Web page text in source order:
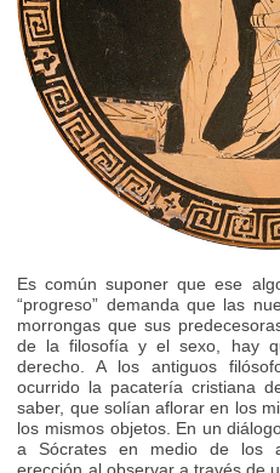
Es común suponer que ese
“progreso” demanda que las
morrongas que sus
de la filosofía y el sexo, hay
derecho. A los antiguos
ocurrido la pacatería cristiana
saber, que solían aflorar en los
los mismos objetos. En un
a Sócrates en medio de los
erección al observar a través de